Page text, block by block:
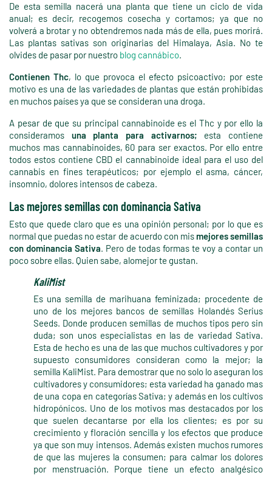
De esta semilla nacerá una planta que tiene un ciclo de vida
anual; es decir, recogemos cosecha y cortamos; ya que no
volverá a brotar y no obtendremos nada más de ella, pues morirá.
Las plantas sativas son originarias del Himalaya, Asia. No te
olvides de pasar por nuestro blog cannábico.
Contienen Thc, lo que provoca el efecto psicoactivo; por este
motivo es una de las variedades de plantas que están prohibidas
en muchos países ya que se consideran una droga.
A pesar de que su principal cannabinoide es el Thc y por ello la
consideramos una planta para activarnos; esta contiene
muchos mas cannabinoides, 60 para ser exactos. Por ello entre
todos estos contiene CBD el cannabinoide ideal para el uso del
cannabis en fines terapéuticos; por ejemplo el asma, cáncer,
insomnio, dolores intensos de cabeza.
Las mejores semillas con dominancia Sativa
Esto que quede claro que es una opinión personal; por lo que es
normal que puedas no estar de acuerdo con mis mejores semillas
con dominancia Sativa. Pero de todas formas te voy a contar un
poco sobre ellas. Quien sabe, alomejor te gustan.
KaliMist
Es una semilla de marihuana feminizada; procedente de
uno de los mejores bancos de semillas Holandés Serius
Seeds. Donde producen semillas de muchos tipos pero sin
duda; son unos especialistas en las de variedad Sativa.
Esta de hecho es una de las que muchos cultivadores y por
supuesto consumidores consideran como la mejor; la
semilla KaliMist. Para demostrar que no solo lo aseguran los
cultivadores y consumidores; esta variedad ha ganado mas
de una copa en categorías Sativa; y además en los cultivos
hidropónicos. Uno de los motivos mas destacados por los
que suelen decantarse por ella los clientes; es por su
crecimiento y floración sencilla y los efectos que produce
ya que son muy intensos. Además existen muchos rumores
de que las mujeres la consumen; para calmar los dolores
por menstruación. Porque tiene un efecto analgésico